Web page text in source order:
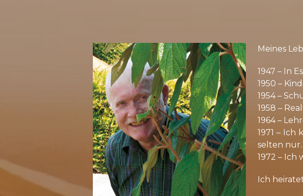
Mei­nes
1947 – In
1950 –
1954 –
1958 –
1964 –
1971 –
sel­ten nur.
1972 –
Ich